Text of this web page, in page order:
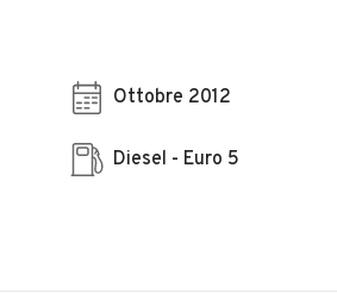
Ottobre 2012
Diesel - Euro 5